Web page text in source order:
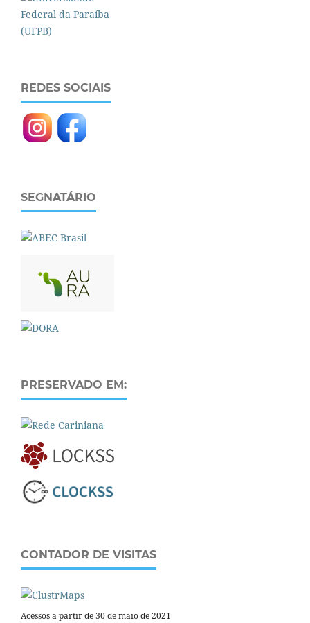
REDES SOCIAIS
SEGNATÁRIO
PRESERVADO EM:
CONTADOR DE VISITAS
Acessos a partir de 30 de maio de 2021